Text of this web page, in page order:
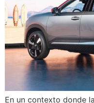
En un contexto donde